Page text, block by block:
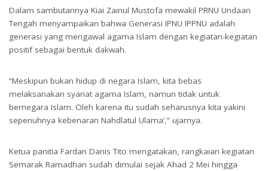
Dalam sambutannya Kiai Zainul Mustofa mewakil PRNU Undaan
Tengah menyampaikan bahwa Generasi IPNU IPPNU adalah
generasi yang mengawal agama Islam dengan kegiatan-kegiatan
positif sebagai bentuk dakwah.
“Meskipun bukan hidup di negara Islam, kita bebas
melaksanakan syariat agama Islam, namun tidak untuk
bernegara Islam. Oleh karena itu sudah seharusnya kita yakini
sepenuhnya kebenaran Nahdlatul Ulama’,” ujarnya.
Ketua panitia Fardan Danis Tito mengatakan, rangkaian kegiatan
Semarak Ramadhan sudah dimulai sejak Ahad 2 Mei hingga